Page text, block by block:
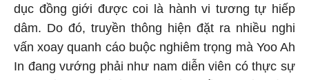
dục đồng giới được coi là hành vi tương tự hiếp
dâm. Do đó, truyền thông hiện đặt ra nhiều nghi
vấn xoay quanh cáo buộc nghiêm trọng mà Yoo Ah
In đang vướng phải như nam diễn viên có thực sự